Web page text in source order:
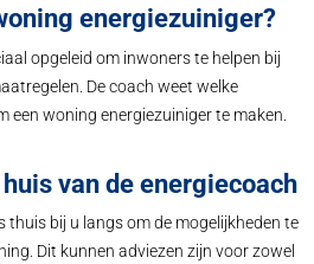
energiezuiniger?
opgeleid om inwoners te helpen bij
De coach weet welke
een woning energiezuiniger te maken.
van de energiecoach
thuis bij u langs om de mogelijkheden te
Dit kunnen adviezen zijn voor zowel